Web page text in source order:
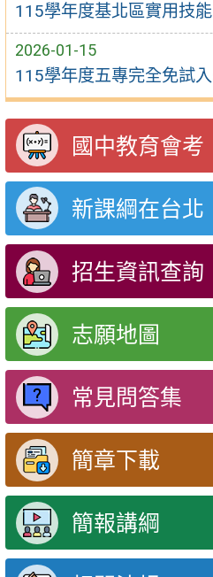
115學年度基北區實用技
2026-01-15
115學年度五專完全免試
國中教育會考
新課綱在台北
招生資訊查詢
志願地圖
常見問答集
簡章下載
簡報講綱